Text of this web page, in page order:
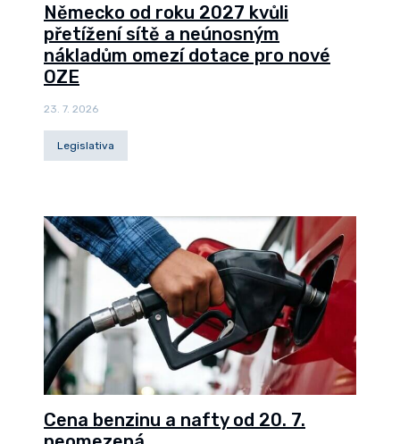
Německo od roku 2027 kvůli
přetížení sítě a neúnosným
nákladům omezí dotace pro nové
OZE
23. 7. 2026
Legislativa
Cena benzinu a nafty od 20. 7.